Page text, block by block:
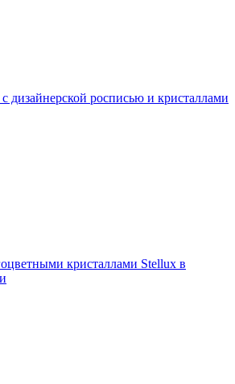
дизайнерской росписью и кристаллами
кристаллами Stellux в